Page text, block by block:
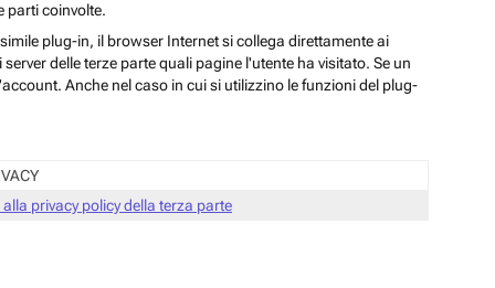
parti coinvolte.
plug-in, il browser Internet si collega direttamente ai
delle terze parte quali pagine l'utente ha visitato. Se un
Anche nel caso in cui si utilizzino le funzioni del plug-
alla privacy policy della terza parte